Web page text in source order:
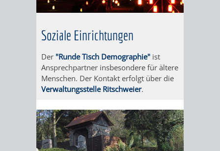
KINDERTAGESPFLEGE
KINDERKRIPPEN
KINDERTAGESSTÄTTEN
PROJEKT
"KINDER
SCHÜTZEN
-
SCHULARTENSCHULVERWALTUNG
SCHULFERIEN
SCHÜLERBEFÖRDERUNG
/
GRUNDSCHULBETREUUNG
INKLUSION
SOMMERTAGSZUG
FESTE
IN
Soziale Einrichtungen
Der "Runde Tisch Demographie" ist
Ansprechpartner insbesondere für ältere
Menschen. Der Kontakt erfolgt über die
Verwaltungsstelle Ritschweier.